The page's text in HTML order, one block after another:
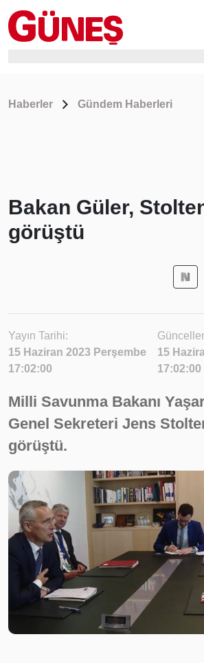
Haberler Gündem Haberleri
Bakan Güler,
görüştü
Yayın Tarihi:
15 Haziran 2023 Perşembe
17:02:00
15
17:02:00
Milli Savunma Bakanı
Genel Sekreteri Jens
görüştü.